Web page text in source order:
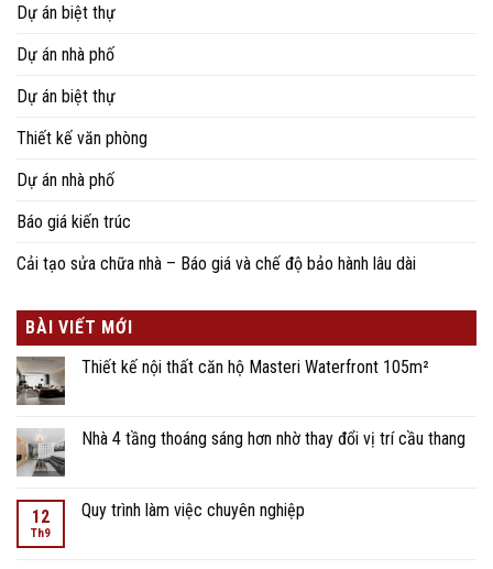
Dự án biệt thự
Dự án nhà phố
Dự án biệt thự
Thiết kế văn phòng
Dự án nhà phố
Báo giá kiến trúc
Cải tạo sửa chữa nhà – Báo giá và chế độ bảo hành lâu dài
BÀI VIẾT MỚI
Thiết kế nội thất căn hộ Masteri Waterfront 105m²
Nhà 4 tầng thoáng sáng hơn nhờ thay đổi vị trí cầu thang
12
Th9
Quy trình làm việc chuyên nghiệp